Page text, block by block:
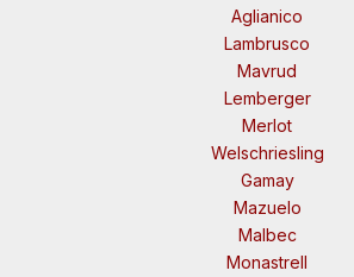
Aglianico
Lambrusco
Mavrud
Lemberger
Merlot
Welschriesling
Gamay
Mazuelo
Malbec
Monastrell